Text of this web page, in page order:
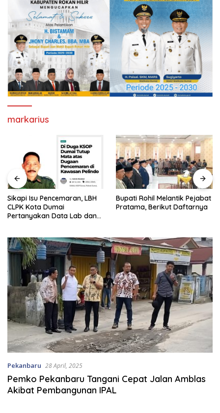
markarius
Sikapi Isu Pencemaran, LBH
CLPK Kota Dumai
Pertanyakan Data Lab dan
Bupati Rohil Melantik Pejabat
Pratama, Berikut Daftarnya
Pekanbaru 28 April, 2025
Pemko Pekanbaru Tangani Cepat Jalan Amblas
Akibat Pembangunan IPAL